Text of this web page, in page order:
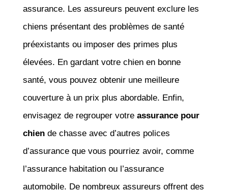
assurance. Les assureurs peuvent exclure les
chiens présentant des problèmes de santé
préexistants ou imposer des primes plus
élevées. En gardant votre chien en bonne
santé, vous pouvez obtenir une meilleure
couverture à un prix plus abordable. Enfin,
envisagez de regrouper votre assurance pour
chiende chasse avec d’autres polices
d’assurance que vous pourriez avoir, comme
l’assurance habitation ou l’assurance
automobile. De nombreux assureurs offrent des